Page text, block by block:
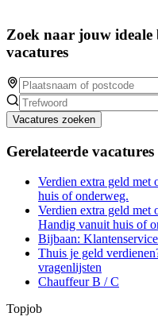
Zoek naar jouw ideale
vacatures
Vacatures zoeken
Gerelateerde vacatures
Verdien extra geld met
huis of onderweg.
Verdien extra geld met
Handig vanuit huis of
Bijbaan:
Thuis je geld
vragenlijsten
Chauffeur B / C
Topjob